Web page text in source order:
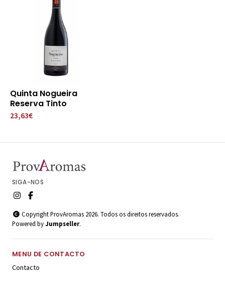
Quinta Nogueira
Reserva Tinto
23,63€
SIGA-NOS
Copyright ProvAromas 2026. Todos os direitos reservados.
Powered byJumpseller.
MENU DE CONTACTO
Contacto